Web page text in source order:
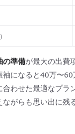
の準備が最大の出費
袖になると40万〜
わせた最適なプラ
ながらも思い出に残